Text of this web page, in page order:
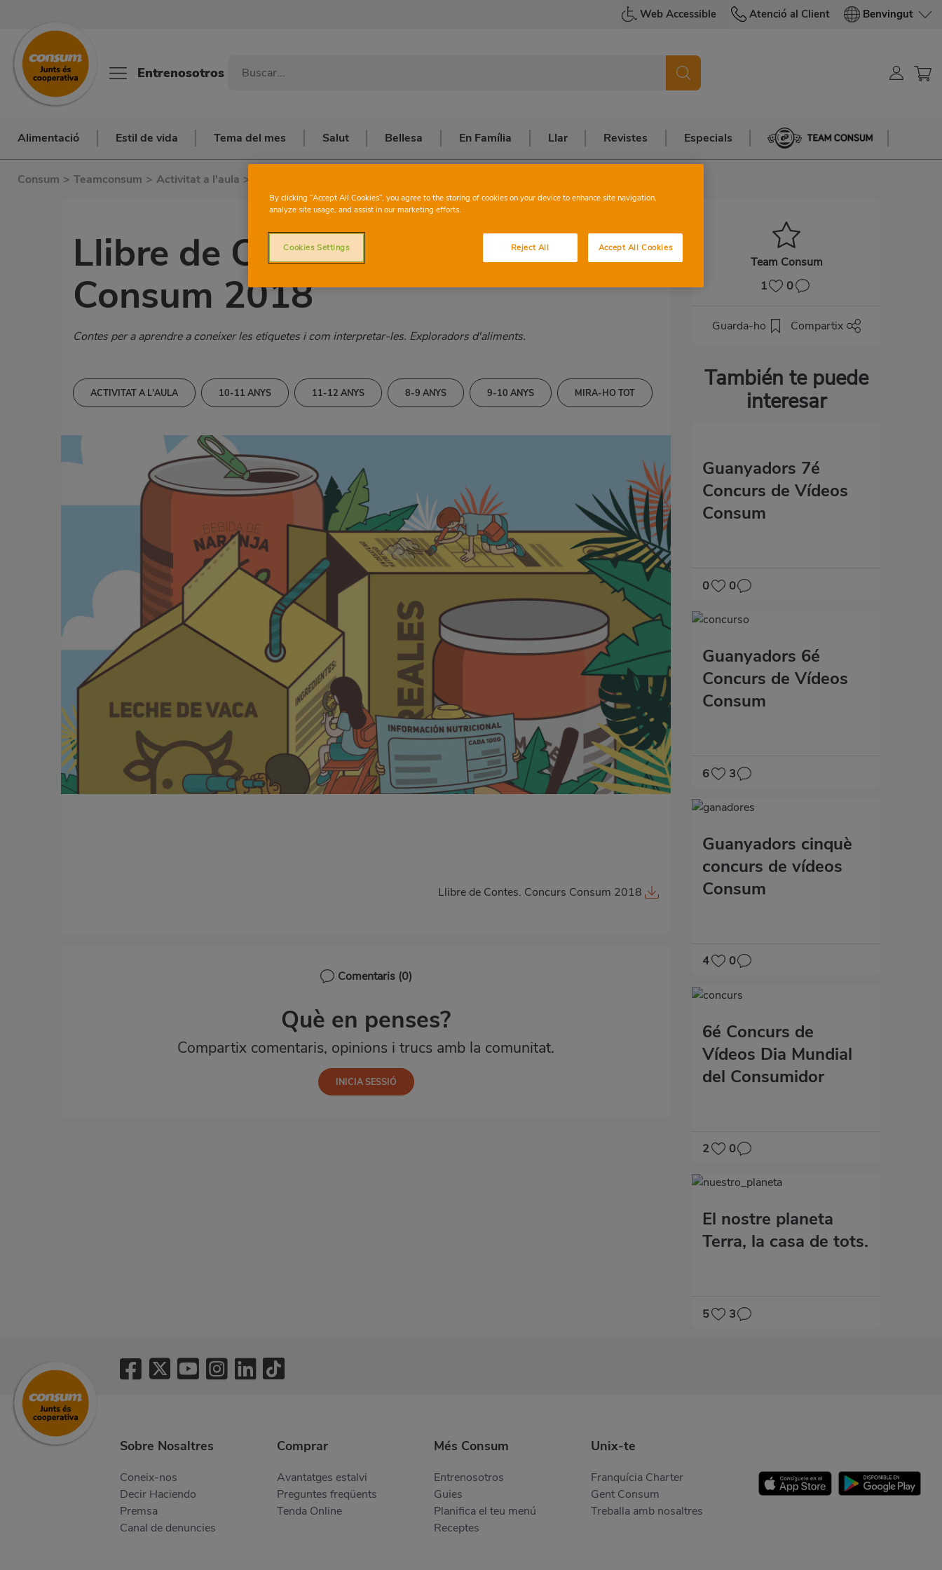
Web Accessible Atenció al Client Benvingut
Entrenosotros
Alimentació Estil de vida Tema del mes Salut Bellesa En Família Llar Revistes Especials Team Consum
Consum > Teamconsum > Activitat a l'aula >
Team Consum
1
0
Guarda-ho Compartix
También te puede
interesar
Guanyadors 7é
Concurs de Vídeos
Consum
0 0
Guanyadors 6é
Concurs de Vídeos
Consum
6 3
Guanyadors cinquè
concurs de vídeos
Consum
4 0
6é Concurs de
Vídeos Dia Mundial
del Consumidor
2 0
El nostre planeta
Terra, la casa de tots.
5 3
Llibre de Contes. Concurs
Consum 2018
Contes per a aprendre a coneixer les etiquetes i com interpretar-les. Exploradors d'aliments.
ACTIVITAT A L'AULA 10-11 ANYS 11-12 ANYS 8-9 ANYS 9-10 ANYS MIRA-HO TOT
Llibre de Contes. Concurs Consum 2018
Comentaris (0)
Què en penses?
Compartix comentaris, opinions i trucs amb la comunitat.
Sobre Nosaltres
Coneix-nos
Decir Haciendo
Premsa
Canal de denuncies
Comprar
Avantatges estalvi
Preguntes freqüents
Tenda Online
Més Consum
Entrenosotros
Guies
Planifica el teu menú
Receptes
Unix-te
Franquícia Charter
Gent Consum
Treballa amb nosaltres
By clicking “Accept All Cookies”, you agree to the storing of cookies on your device to enhance site navigation,
analyze site usage, and assist in our marketing efforts.
Reject All Accept All Cookies
Cookies Settings